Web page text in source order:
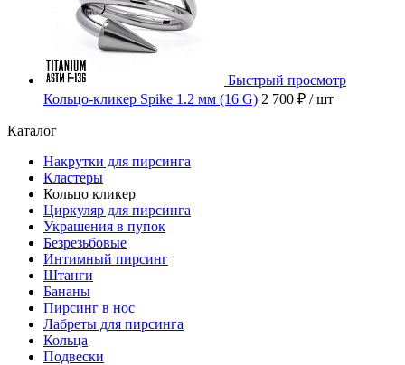
Быстрый просмотр
Кольцо-кликер Spike 1.2 мм (16 G) 2 700 ₽ / шт
Каталог
Накрутки для пирсинга
Кластеры
Кольцо кликер
Циркуляр для пирсинга
Украшения в пупок
Безрезьбовые
Интимный пирсинг
Штанги
Бананы
Пирсинг в нос
Лабреты для пирсинга
Кольца
Подвески